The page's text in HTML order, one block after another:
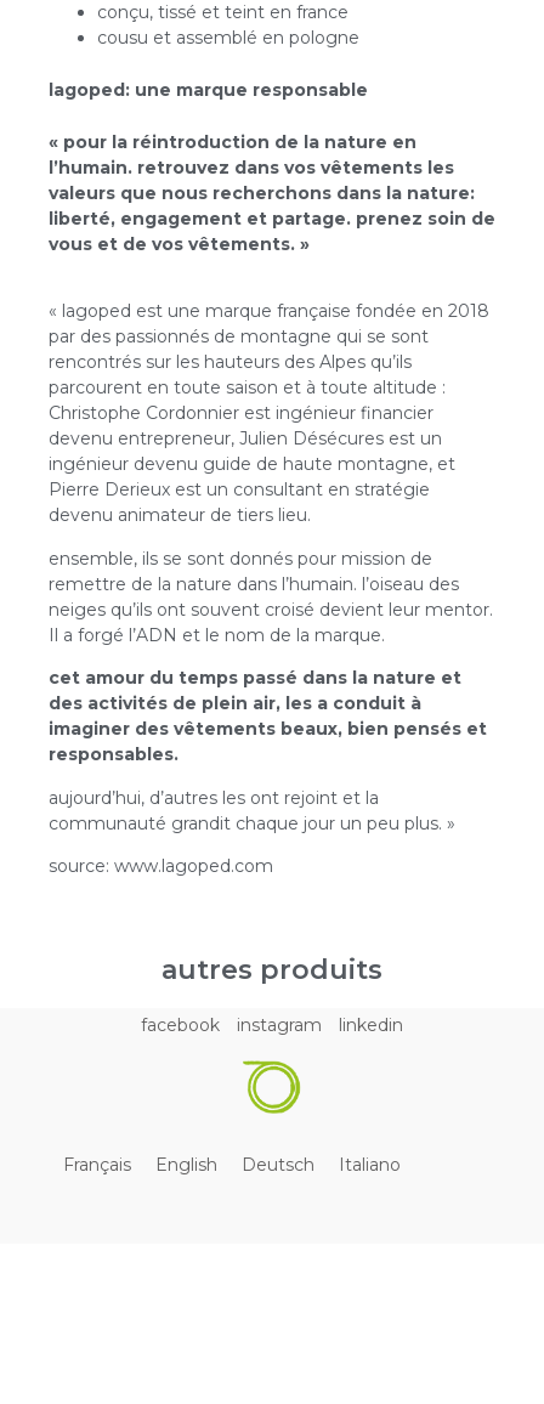
conçu, tissé et teint en france
cousu et assemblé en pologne
lagoped: une marque responsable
« pour la réintroduction de la nature en
l’humain. retrouvez dans vos vêtements les
valeurs que nous recherchons dans la nature:
liberté, engagement et partage. prenez soin de
vous et de vos vêtements. »
« lagoped est une marque française fondée en 2018
par des passionnés de montagne qui se sont
rencontrés sur les hauteurs des Alpes qu’ils
parcourent en toute saison et à toute altitude :
Christophe Cordonnier est ingénieur financier
devenu entrepreneur, Julien Désécures est un
ingénieur devenu guide de haute montagne, et
Pierre Derieux est un consultant en stratégie
devenu animateur de tiers lieu.
ensemble, ils se sont donnés pour mission de
remettre de la nature dans l’humain. l’oiseau des
neiges qu’ils ont souvent croisé devient leur mentor.
Il a forgé l’ADN et le nom de la marque.
cet amour du temps passé dans la nature et
des activités de plein air, les a conduit à
imaginer des vêtements beaux, bien pensés et
responsables.
aujourd’hui, d’autres les ont rejoint et la
communauté grandit chaque jour un peu plus. »
source: www.lagoped.com
autres produits
Français English Deutsch Italiano
facebook instagram linkedin